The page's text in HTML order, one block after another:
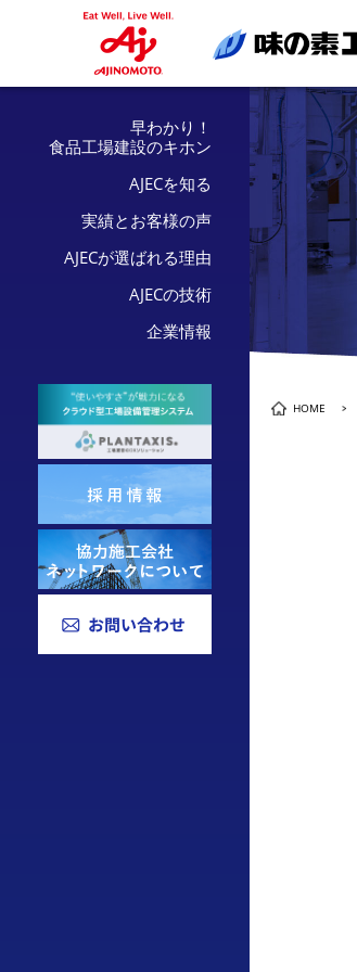
早わかり！
食品工場建設のキホン
AJECを知る
実績とお客様の声
AJECが選ばれる理由
AJECの技術
企業情報
HOME